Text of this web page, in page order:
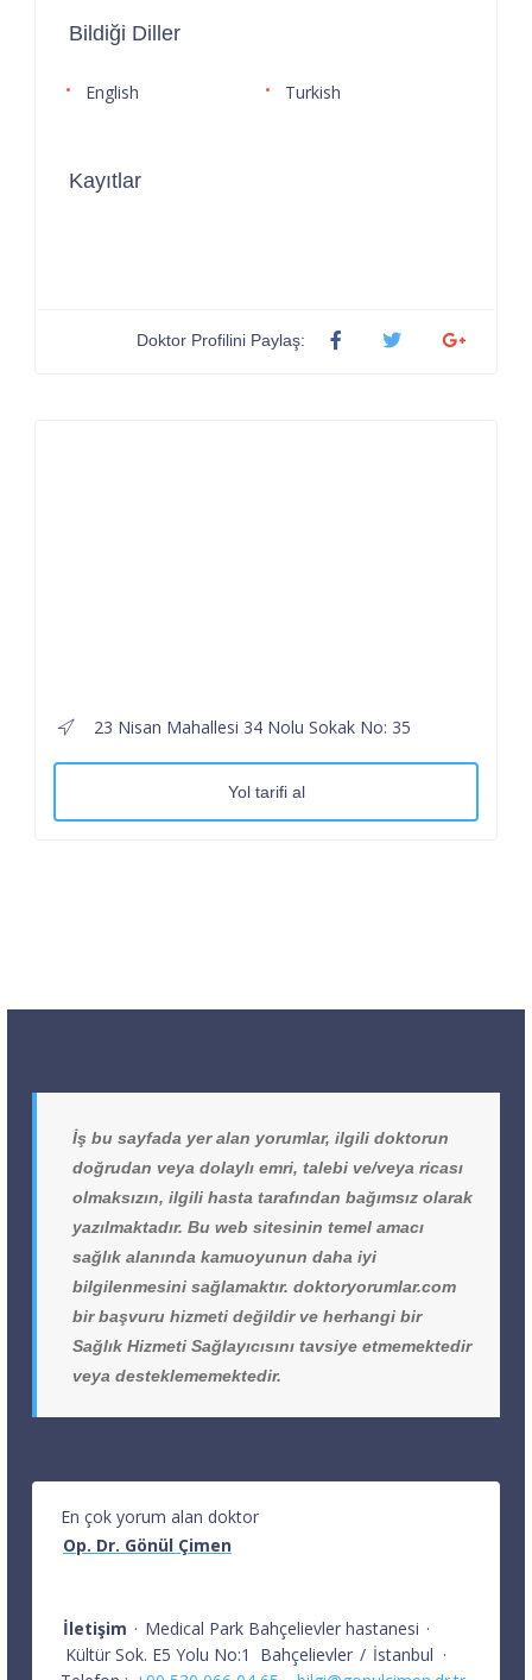
Bildiği Diller
English Turkish
Kayıtlar
Doktor Profilini Paylaş:
23 Nisan Mahallesi 34 Nolu Sokak No: 35
Yol tarifi al
İş bu sayfada yer alan yorumlar, ilgili doktorun
doğrudan veya dolaylı emri, talebi ve/veya ricası
olmaksızın, ilgili hasta tarafından bağımsız olarak
yazılmaktadır. Bu web sitesinin temel amacı
sağlık alanında kamuoyunun daha iyi
bilgilenmesini sağlamaktır. doktoryorumlar.com
bir başvuru hizmeti değildir ve herhangi bir
Sağlık Hizmeti Sağlayıcısını tavsiye etmemektedir
veya desteklememektedir.
En çok yorum alan doktor
Op. Dr. Gönül Çimen
İletişim · Medical Park Bahçelievler hastanesi ·
Kültür Sok. E5 Yolu No:1
Bahçelievler / İstanbul ·